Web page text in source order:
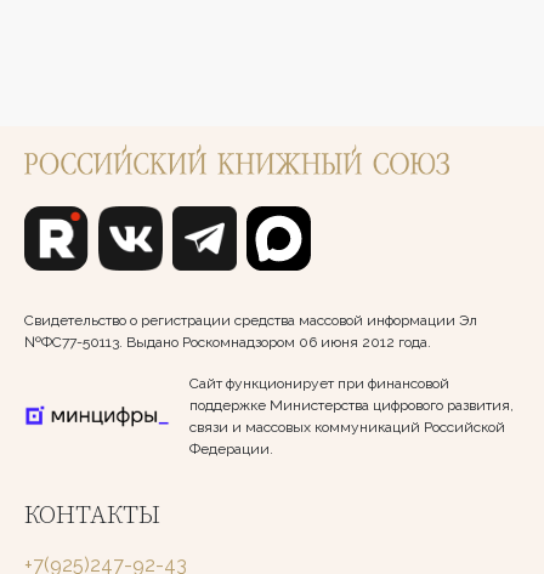
Свидетельство о регистрации средства массовой информации Эл
№ФС77-50113. Выдано Роскомнадзором 06 июня 2012 года.
Сайт функционирует при финансовой
поддержке Министерства цифрового развития,
связи и массовых коммуникаций Российской
Федерации.
КОНТАКТЫ
+7(925)247-92-43